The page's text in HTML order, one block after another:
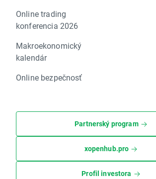
Online trading
konferencia 2026
Makroekonomický
kalendár
Online bezpečnosť
Partnerský program
xopenhub.pro
Profil investora